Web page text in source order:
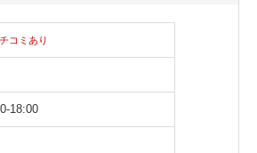
コミあり
18:00